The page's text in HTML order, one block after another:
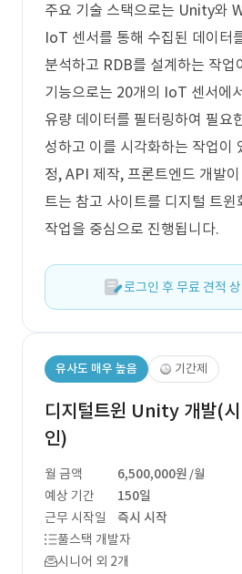
주요 기술 스택으로는 Unity와
IoT 센서를 통해 수집된 데이터
분석하고 RDB를 설계하는 작업
기능으로는 20개의 IoT 센서에
유량 데이터를 필터링하여 필요
성하고 이를 시각화하는 작업이
정, API 제작, 프론트엔드 개발
트는 참고 사이트를 디지털 트
작업을 중심으로 진행됩니다.
로그인 후 무료 견적
유사도 매우 높음 기간제
디지털트윈 Unity 개발(
인)
월 금액 6,500,000원 /월
예상 기간
150일
근무 시작일
즉시 시작
풀스택 개발자
시니어 외 2개